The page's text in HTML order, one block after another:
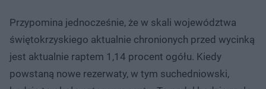
Przypomina jednocześnie, że w skali województwa
świętokrzyskiego aktualnie chronionych przed wycinką
jest aktualnie raptem 1,14 procent ogółu. Kiedy
powstaną nowe rezerwaty, w tym suchedniowski,